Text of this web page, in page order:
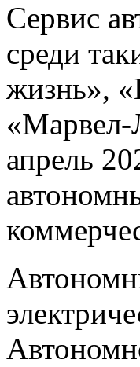
Сервис
среди
жизнь»,
апрель